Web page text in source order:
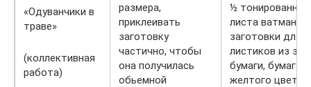
«Одуванчики в
траве»
(коллективная
работа)
размера,
приклеивать
заготовку
частично, чтобы
она получилась
обьемной
½
листа ватмана,
заготовки для
листиков из
бумаги, бумага
желтого цвета,